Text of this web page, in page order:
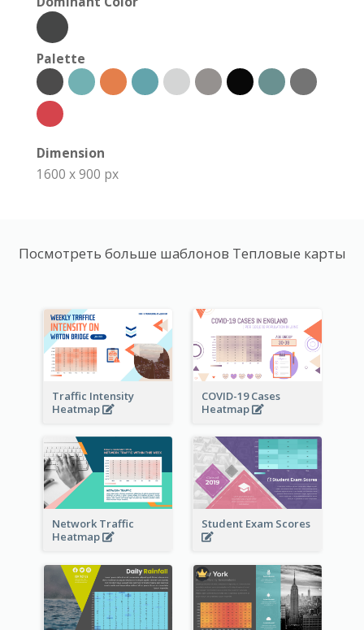
Palette
Dimension
1600 x 900 px
Посмотреть больше шаблонов Тепловые карты
Traffic Intensity
Heatmap
COVID-19 Cases
Heatmap
Network Traffic
Heatmap
Student Exam Scores